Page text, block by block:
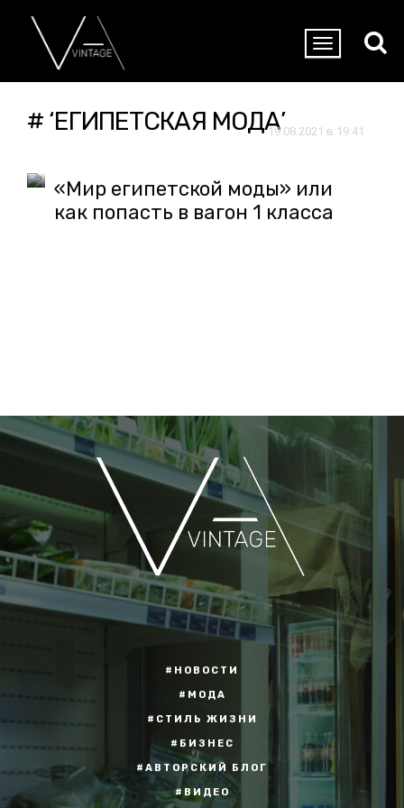
# ‘ЕГИПЕТСКАЯ МОДА’19.08.2021 в 19:41
«Мир египетской моды» или
как попасть в вагон 1 класса
#НОВОСТИ
#МОДА
#СТИЛЬ ЖИЗНИ
#БИЗНЕС
#АВТОРСКИЙ БЛОГ
#ВИДЕО